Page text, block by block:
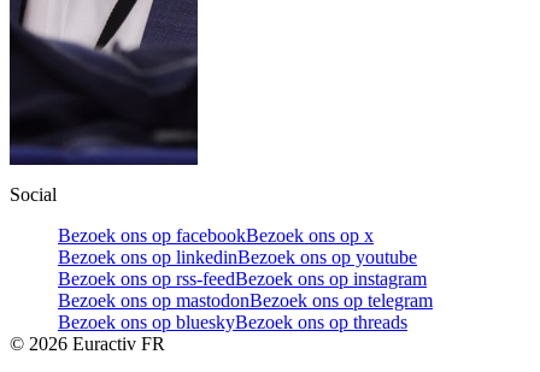
Social
Bezoek ons op facebookBezoek ons op x
Bezoek ons op linkedinBezoek ons op youtube
Bezoek ons op rss-feedBezoek ons op instagram
Bezoek ons op mastodonBezoek ons op telegram
Bezoek ons op blueskyBezoek ons op threads
© 2026 Euractiv FR